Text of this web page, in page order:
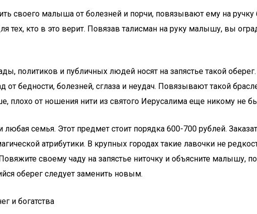
своего малыша от болезней и порчи, повязывают ему на
тех, кто в это верит. Повязав талисман на руку малышу, вы
политиков и публичных людей носят на запястье такой
от бедности, болезней, сглаза и неудач. Повязывают такой
плохо от ношения нити из святого Иерусалима еще никому не
любая семья. Этот предмет стоит порядка 600-700 рублей.
атрибутики. В крупных городах такие лавочки не
своему чаду на запястье ниточку и объясните малышу,
оберег следует заменить новым.
и богатства